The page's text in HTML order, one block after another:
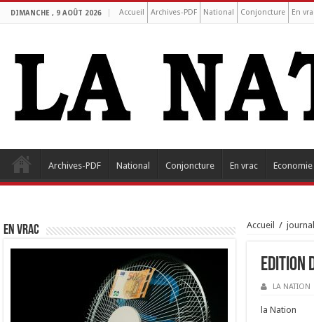
DIMANCHE , 9 AOÛT 2026 Accueil Archives-PDF National Conjoncture En
Archives-PDF National Conjoncture En vrac Economie
Accueil /
Edition
LA NATION
la Nation
EN VRAC